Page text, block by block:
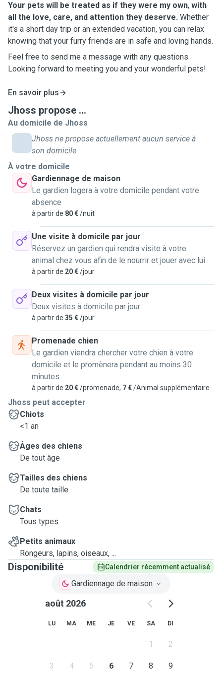
Your pets will be treated as if they were my own, with
all the love, care, and attention they deserve. Whether
it's a short day trip or an extended vacation, you can relax
knowing that your furry friends are in safe and loving hands.
Feel free to send me a message with any questions.
Looking forward to meeting you and your wonderful pets!
En savoir plus
Jhoss propose ...
Au domicile de Jhoss
Jhoss ne propose actuellement aucun service à
son domicile.
À votre domicile
Gardiennage de maison
Le gardien logera à votre domicile pendant votre
absence
à partir de 80 €/nuit
Une visite à domicile par jour
Réservez un gardien qui rendra visite à votre
animal chez vous afin de le nourrir et jouer avec lui
à partir de 20 €/jour
Deux visites à domicile par jour
Deux visites à domicile par jour
à partir de 35 €/jour
Promenade chien
Le gardien viendra chercher votre chien à votre
domicile et le promènera pendant au moins 30
minutes
à partir de 20 €/promenade, 7 €/Animal supplémentaire
Jhoss peut accepter
Chiots
<1 an
Âges des chiens
De tout âge
Tailles des chiens
De toute taille
Chats
Tous types
Petits animaux
Rongeurs, lapins, oiseaux, ...
Disponibilité Calendrier récemment actualisé
Gardiennage de maison
août 2026
LU MA ME JE VE SA DI
1 2
3 4 5 6 7 8 9